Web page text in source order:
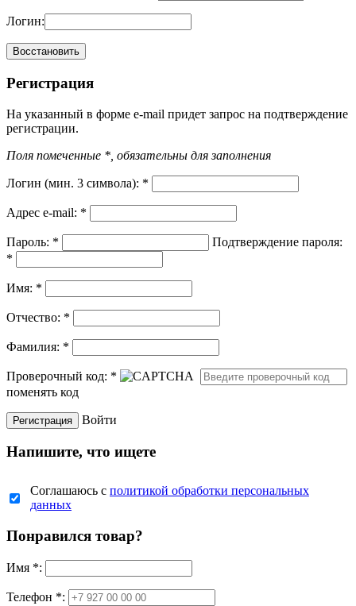
Логин:
Регистрация
На указанный в форме e-mail придет запрос на подтверждение
регистрации.
Поля помеченные *, обязательны для заполнения
Логин (мин. 3 символа): *
Адрес e-mail: *
Пароль: *
Подтверждение пароля:
*
Имя: *
Отчество: *
Фамилия: *
Проверочный код: *
поменять код
Войти
Напишите, что ищете
Соглашаюсь с политикой обработки персональных
данных
Понравился товар?
Имя *:
Телефон *: